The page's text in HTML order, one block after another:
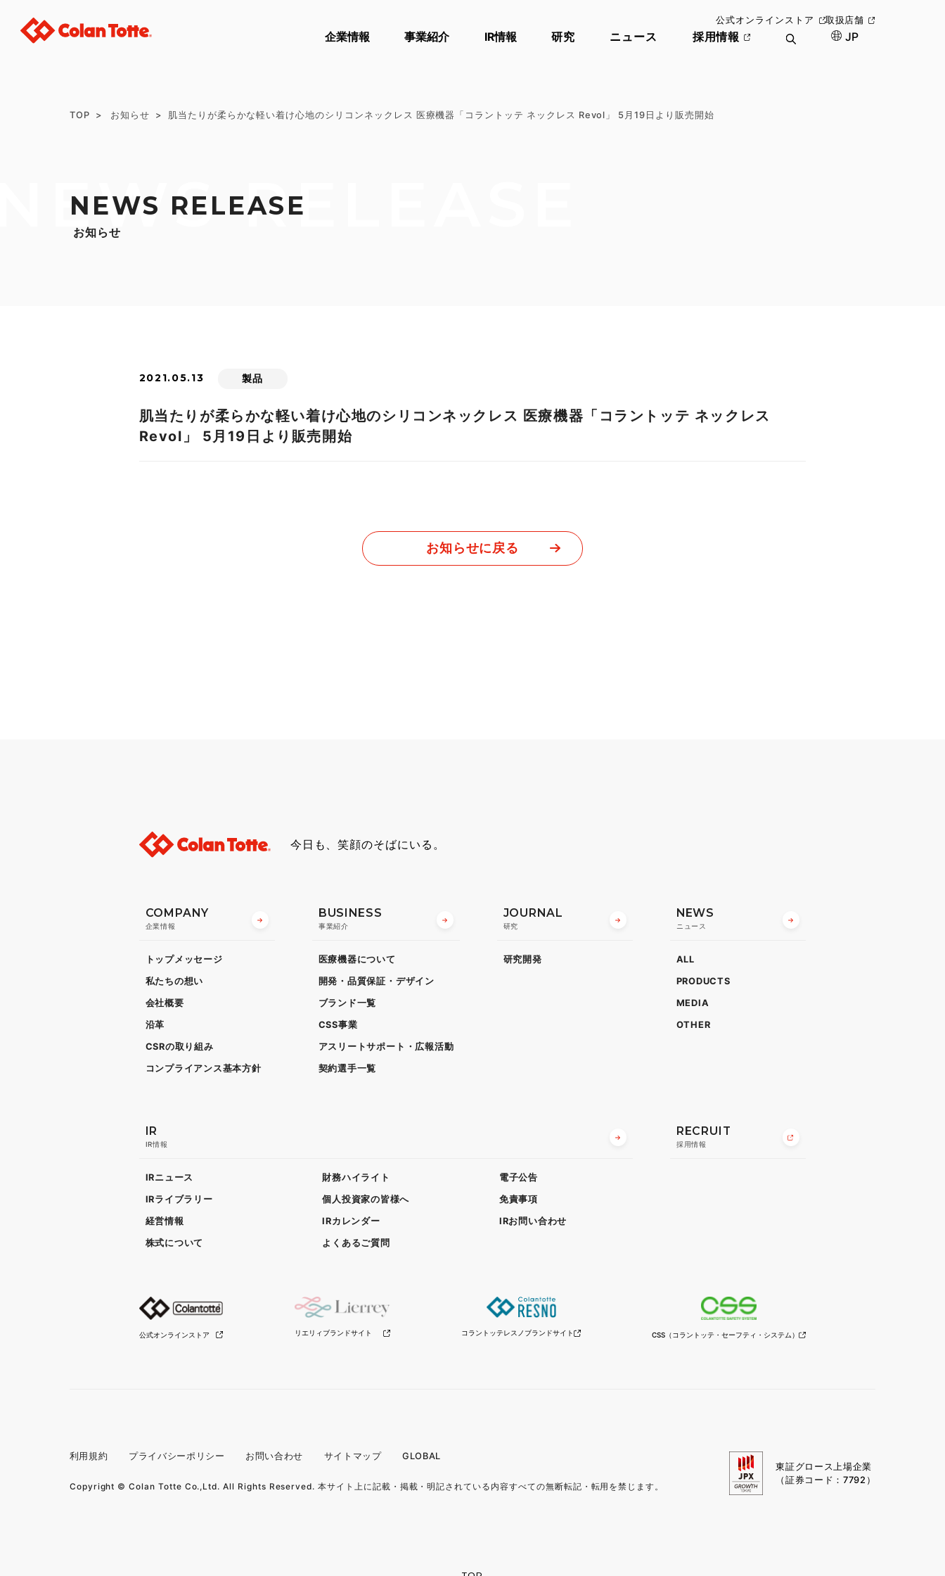
公式オンラインストア 取扱店舗
企業情報 事業紹介 IR情報 研究 ニュース 採用情報 JP
TOP お知らせ 肌当たりが柔らかな軽い着け心地のシリコンネックレス 医療機器「コラントッテ ネックレス Revol」 5月19日より販売開始
NEWS RELEASE
お知らせ RELEASE
2021.05.13 製品
肌当たりが柔らかな軽い着け心地のシリコンネックレス 医療機器「コラントッテ ネックレス
Revol」 5月19日より販売開始
お知らせに戻る
今日も、笑顔のそばにいる。
COMPANY
企業情報
トップメッセージ
私たちの想い
会社概要
沿革
CSRの取り組み
コンプライアンス基本方針
BUSINESS
事業紹介
医療機器について
開発・品質保証・デザイン
ブランド一覧
CSS事業
アスリートサポート・広報活動
契約選手一覧
JOURNAL
研究
研究開発
NEWS
ニュース
ALL
PRODUCTS
MEDIA
OTHER
IR
IR情報
IRニュース
IRライブラリー
経営情報
株式について
財務ハイライト
個人投資家の皆様へ
IRカレンダー
よくあるご質問
電子公告
免責事項
IRお問い合わせ
RECRUIT
採用情報
公式オンラインストア リエリィブランドサイト コラントッテレスノ ブランドサイト CSS （コラントッテ・セーフティ・ システム）
利用規約 プライバシーポリシー お問い合わせ サイトマップ GLOBAL
Copyright © Colan Totte Co.,Ltd. All Rights Reserved.本サイト上に記載・掲載・明記されている内容すべての無断転記・転用を禁じます。
東証グロース上場企業
（証券コード：7792）